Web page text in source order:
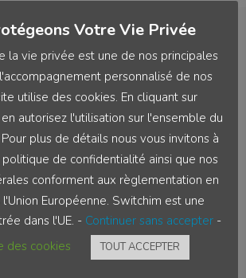
franck.helmlinger@akirimo.com
https://www.switchim.fr
sur:
Votre Vie Privée
la vie privée est une de nos principales
personnalisé de nos
utilise des cookies. En cliquant sur
autorisez l'utilisation sur l'ensemble du
plus de détails nous vous invitons à
de confidentialité ainsi que nos
conforment aux règlementation en
Européenne. Switchim est une
dans l'UE. - Continuer sans accepter -
des cookies
TOUT ACCEPTER